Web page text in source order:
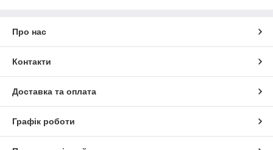
Про нас
Контакти
Доставка та оплата
Графік роботи